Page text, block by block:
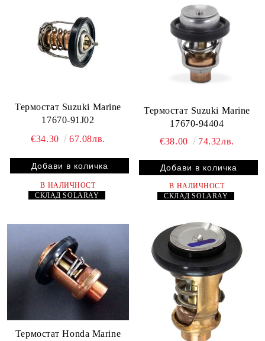
Термостат Suzuki Marine
17670-91J02
€34.30
67.08лв.
В НАЛИЧНОСТ
СКЛАДSOLARAY
Термостат Suzuki Marine
17670-94404
€38.00
74.32лв.
В НАЛИЧНОСТ
СКЛАДSOLARAY
Термостат Honda Marine